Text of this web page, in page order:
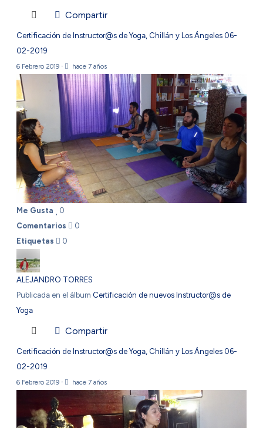
Compartir
Certificación de Instructor@s de Yoga, Chillán y Los Ángeles 06-
02-2019
6 Febrero 2019 · hace 7 años
Me Gusta
0
Comentarios
0
Etiquetas
0
ALEJANDRO TORRES
Publicada en el álbum Certificación de nuevos Instructor@s de
Yoga
Compartir
Certificación de Instructor@s de Yoga, Chillán y Los Ángeles 06-
02-2019
6 Febrero 2019 · hace 7 años